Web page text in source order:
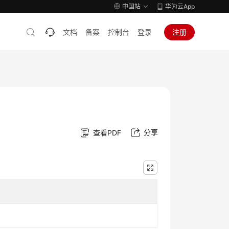
中国站 华为云App
文档 备案 控制台 登录 注册
查看PDF 分享